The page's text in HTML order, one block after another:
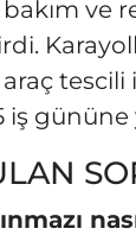
ve
tescili
iş